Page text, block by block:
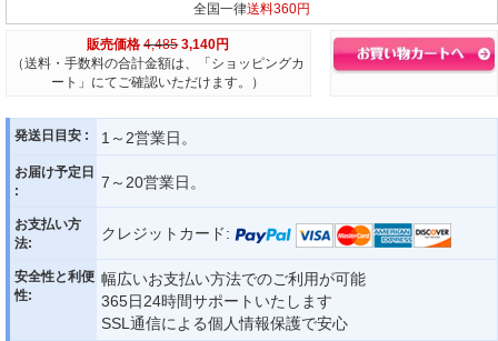
全国一律送料360円
販売価格 4,485 3,140円
（送料・手数料の合計金額は、「ショッピングカ
ート」にてご確認いただけます。）
発送日目安 : 1～2営業日。
お届け予定日
:
7～20営業日。
お支払い方
法:
クレジットカード:
安全性と利便
性:
幅広いお支払い方法でのご利用が可能
365日24時間サポートいたします
SSL通信による個人情報保護で安心